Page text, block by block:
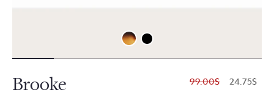
Brooke $99.00 $24.75